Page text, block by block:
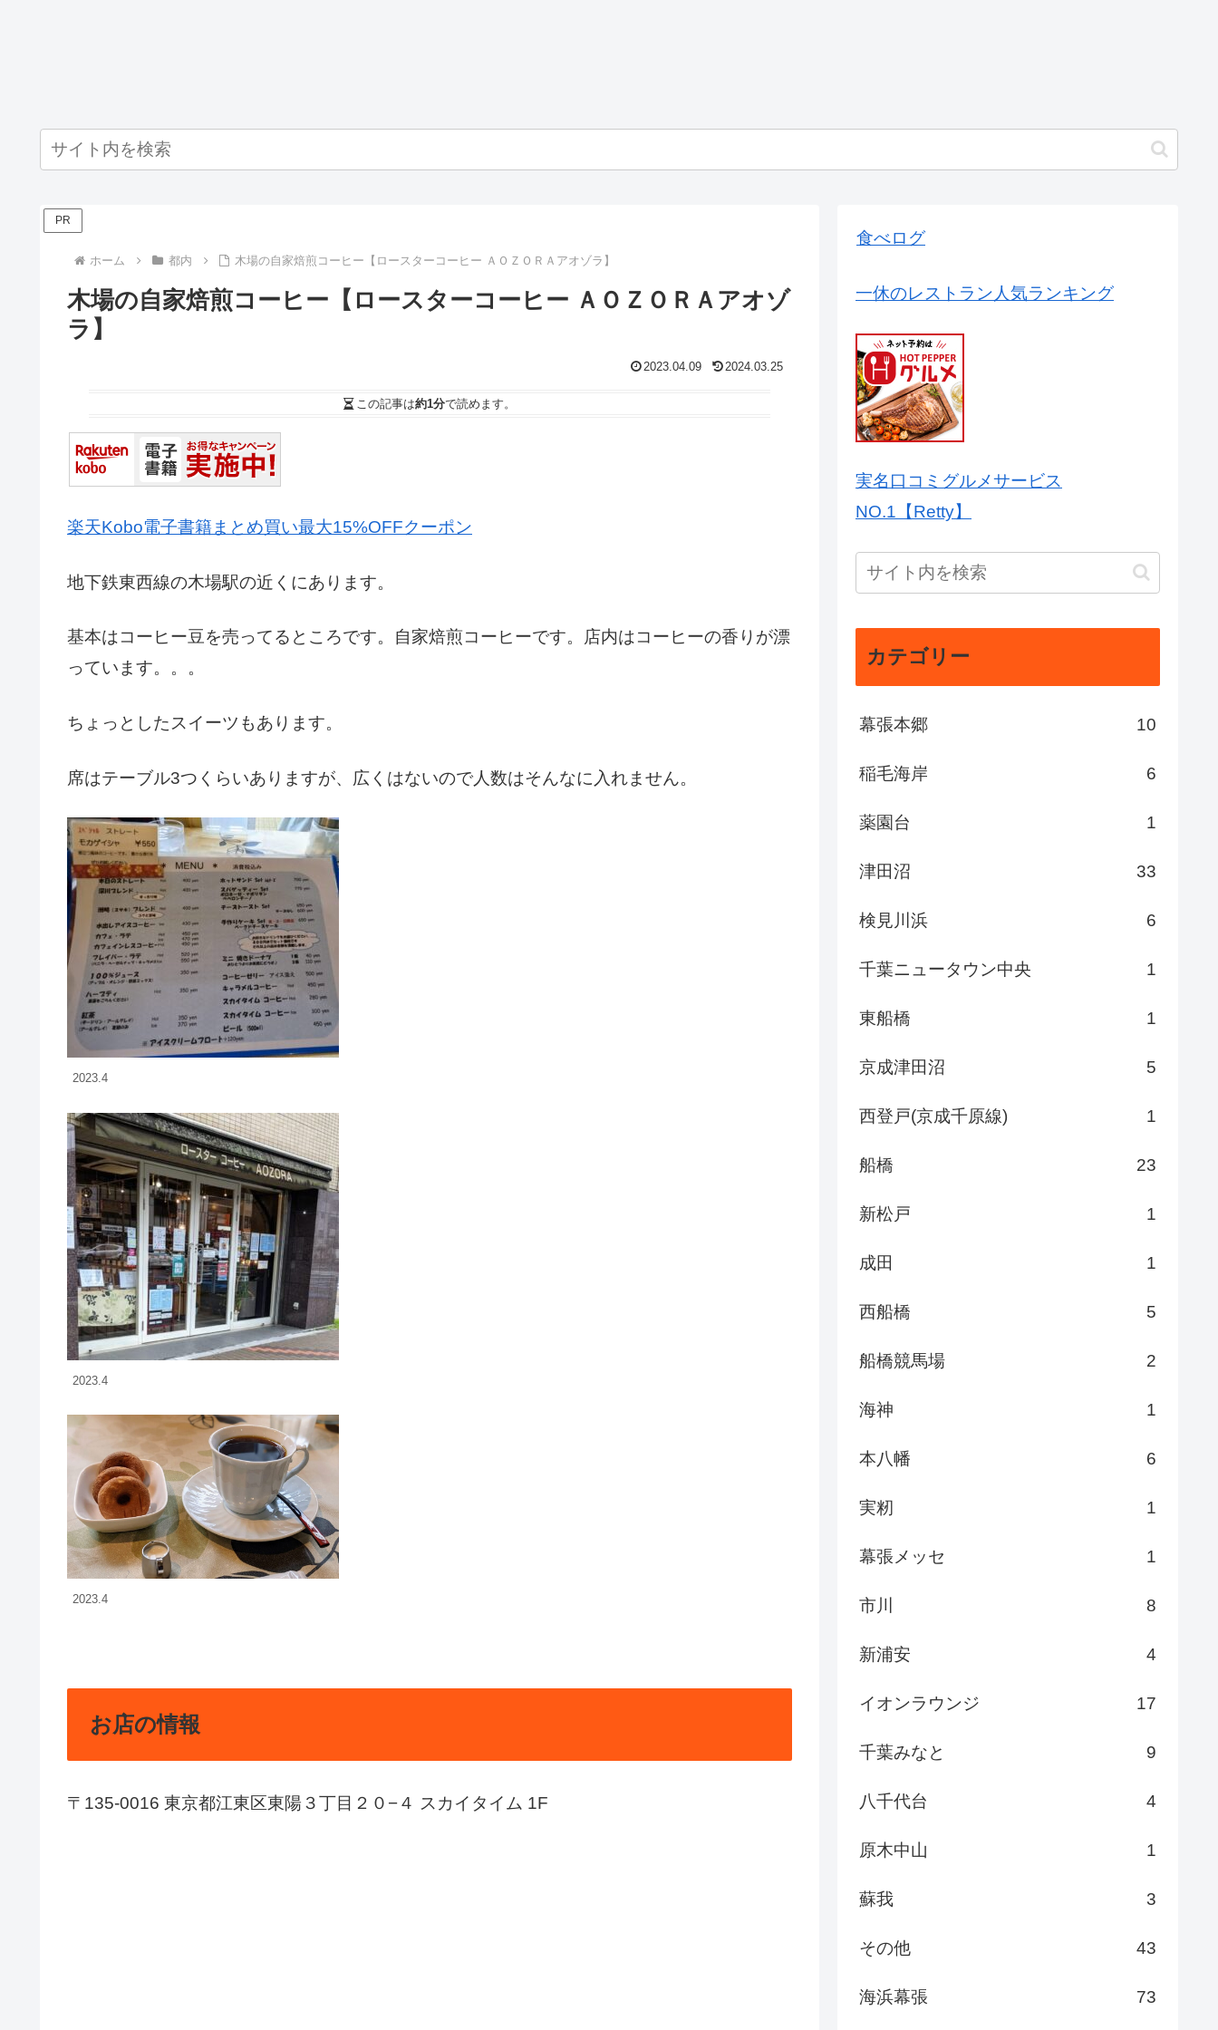
PR
ホーム 都内 木場の自家焙煎コーヒー【ロースターコーヒー ＡＯＺＯＲＡアオゾラ】
木場の自家焙煎コーヒー【ロースターコーヒー ＡＯＺＯＲＡアオゾ
ラ】
2023.04.09 2024.03.25
この記事は約1分で読めます。
楽天Kobo電子書籍まとめ買い最大15%OFFクーポン
地下鉄東西線の木場駅の近くにあります。
基本はコーヒー豆を売ってるところです。自家焙煎コーヒーです。店内はコーヒーの香りが漂
っています。。。
ちょっとしたスイーツもあります。
席はテーブル3つくらいありますが、広くはないので人数はそんなに入れません。
2023.4
2023.4
2023.4
お店の情報
〒135-0016 東京都江東区東陽３丁目２０−４ スカイタイム 1F
食べログ
一休のレストラン人気ランキング
実名口コミグルメサービス
NO.1【Retty】
カテゴリー
幕張本郷 10
稲毛海岸 6
薬園台 1
津田沼 33
検見川浜 6
千葉ニュータウン中央 1
東船橋 1
京成津田沼 5
西登戸(京成千原線) 1
船橋 23
新松戸 1
成田 1
西船橋 5
船橋競馬場 2
海神 1
本八幡 6
実籾 1
幕張メッセ 1
市川 8
新浦安 4
イオンラウンジ 17
千葉みなと 9
八千代台 4
原木中山 1
蘇我 3
その他 43
海浜幕張 73